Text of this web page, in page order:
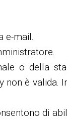
e-mail.
o della
è valida.
di